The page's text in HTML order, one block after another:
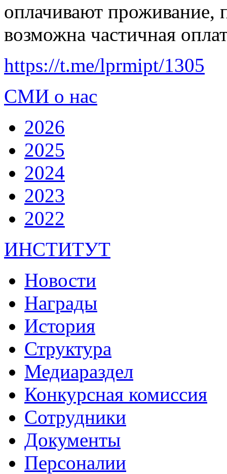
оплачивают проживание,
возможна частичная
https://t.me/lprmipt/1305
СМИ о нас
2026
2025
2024
2023
2022
ИНСТИТУТ
Новости
Награды
История
Структура
Медиараздел
Конкурсная комиссия
Сотрудники
Документы
Персоналии